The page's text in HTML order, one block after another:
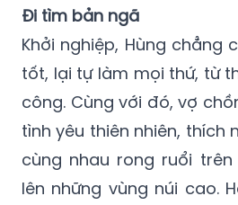
Đi tìm bản ngã
Khởi nghiệp, Hùng chẳng
tốt, lại tự làm mọi thứ, từ
công. Cùng với đó, vợ
tình yêu thiên nhiên, thích
cùng nhau rong ruổi
lên những vùng núi cao.